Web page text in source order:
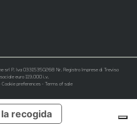
srl P. Iva 03315350268 Nr. Registro Imprese di Treviso
euro 119.000 i.v.
Cookie preferences - Terms of sale
recogida